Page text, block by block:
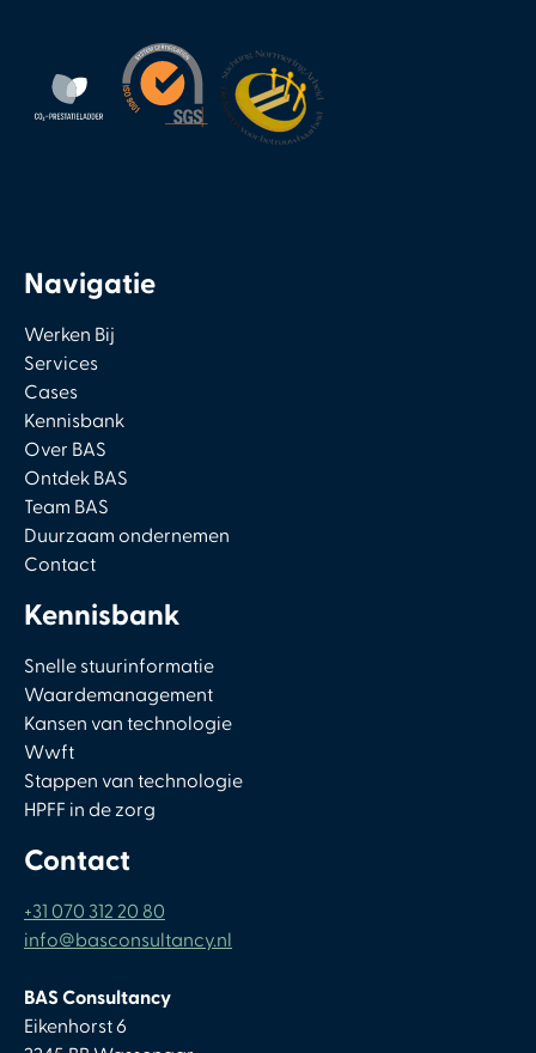
Navigatie
Werken Bij
Services
Cases
Kennisbank
Over BAS
Ontdek BAS
Team BAS
Duurzaam ondernemen
Contact
Kennisbank
Snelle stuurinformatie
Waardemanagement
Kansen van technologie
Wwft
Stappen van technologie
HPFF in de zorg
Contact
+31 070 312 20 80
info@basconsultancy.nl
BAS Consultancy
Eikenhorst 6